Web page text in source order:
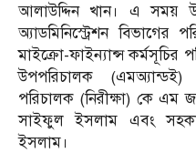
আলাউদ্দিন খান। এ সময়
অ্যাডমিনিস্ট্রেশন
মাইক্রো-ফাইন্যান্স
উপপরিচালক
পরিচালক (নিরীক্ষা) কে এম
সাইফুল ইসলাম এবং
ইসলাম।